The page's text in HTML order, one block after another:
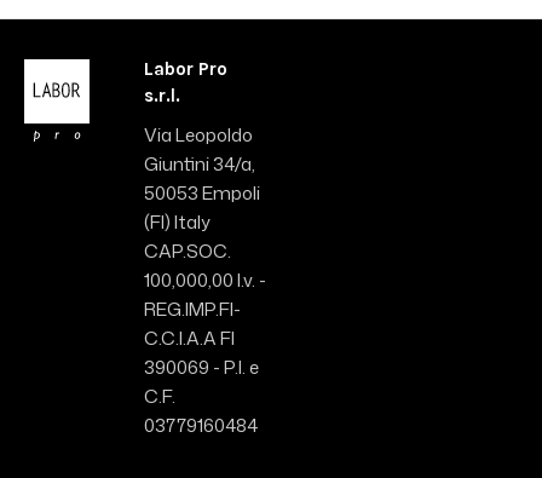
Labor Pro
s.r.l.
Via Leopoldo
Giuntini 34/a,
50053 Empoli
(FI) Italy
CAP.SOC.
100,000,00 I.v. -
REG.IMP.FI-
C.C.I.A.A FI
390069 - P.I. e
C.F.
03779160484